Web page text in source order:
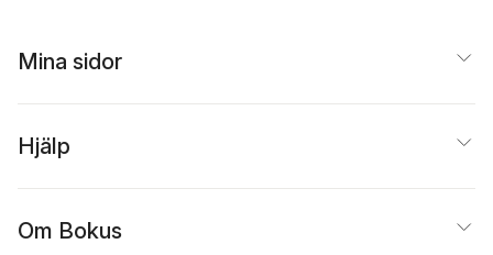
Mina sidor
Hjälp
Om Bokus